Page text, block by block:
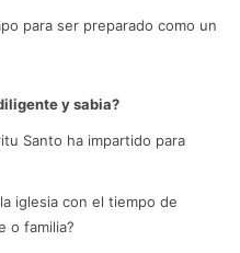
para ser preparado como un
y sabia?
Santo ha impartido para
iglesia con el tiempo de
o familia?